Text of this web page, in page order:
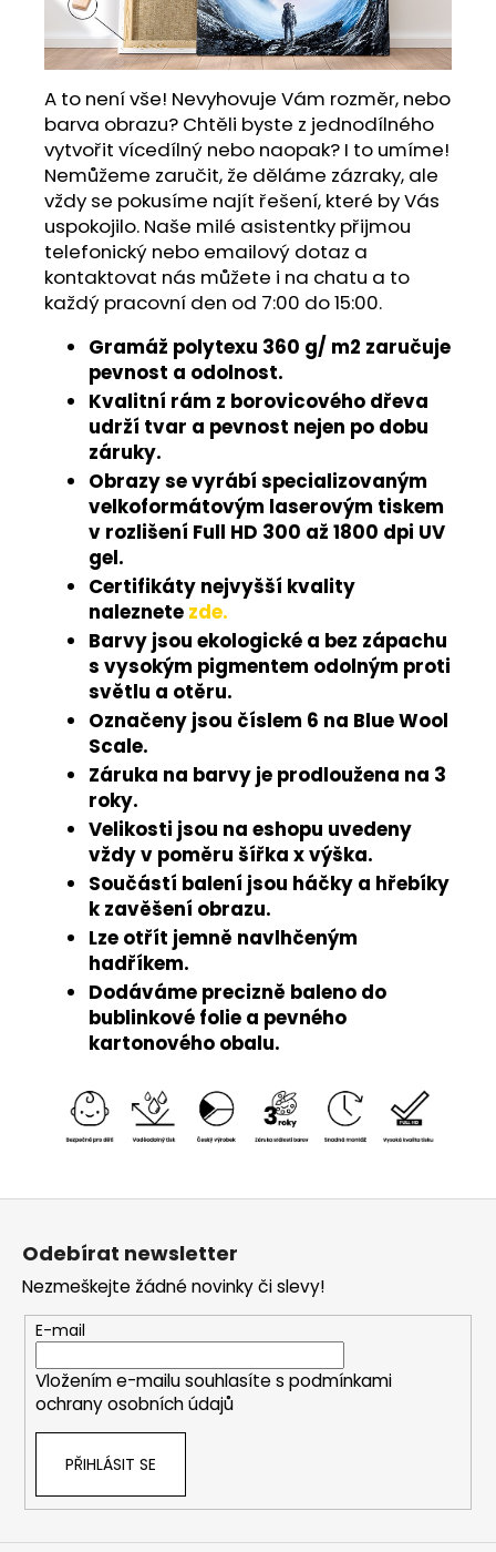
A to není vše! Nevyhovuje Vám rozměr, nebo
barva obrazu? Chtěli byste z jednodílného
vytvořit vícedílný nebo naopak? I to umíme!
Nemůžeme zaručit, že děláme zázraky, ale
vždy se pokusíme najít řešení, které by Vás
uspokojilo. Naše milé asistentky přijmou
telefonický nebo emailový dotaz a
kontaktovat nás můžete i na chatu a to
každý pracovní den od 7:00 do 15:00.
Gramáž polytexu 360 g/ m2 zaručuje
pevnost a odolnost.
Kvalitní rám z borovicového dřeva
udrží tvar a pevnost nejen po dobu
záruky.
Obrazy se vyrábí specializovaným
velkoformátovým laserovým tiskem
v rozlišení Full HD 300 až 1800 dpi UV
gel.
Certifikáty nejvyšší kvality
naleznete zde.
Barvy jsou ekologické a bez zápachu
s vysokým pigmentem odolným proti
světlu a otěru.
Označeny jsou číslem 6 na Blue Wool
Scale.
Záruka na barvy je prodloužena na 3
roky.
Velikosti jsou na eshopu uvedeny
vždy v poměru šířka x výška.
Součástí balení jsou háčky a hřebíky
k zavěšení obrazu.
Lze otřít jemně navlhčeným
hadříkem.
Dodáváme precizně baleno do
bublinkové folie a pevného
kartonového obalu.
Z
Odebírat newsletter
Nezmeškejte žádné novinky či slevy!
E-mail
Vložením e-mailu souhlasíte s podmínkami
ochrany osobních údajů
PŘIHLÁSIT SE